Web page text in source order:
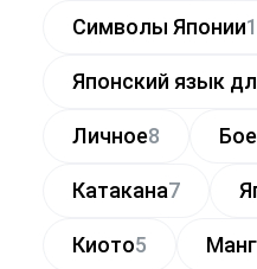
Символы Японии
Японский язык
Личное8
Катакана7
Киото5